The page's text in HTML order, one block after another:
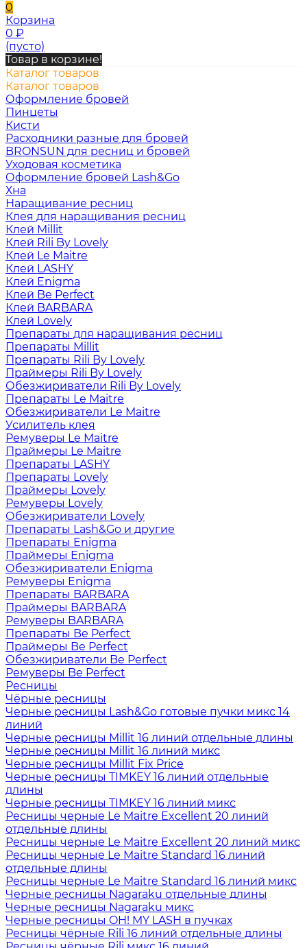
0
Корзина
0 ₽
(пусто)
Товар в корзине!
Каталог товаров
Каталог товаров
Оформление бровей
Пинцеты
Кисти
Расходники разные для бровей
BRONSUN для ресниц и бровей
Уходовая косметика
Оформление бровей Lash&Go
Хна
Наращивание ресниц
Клея для наращивания ресниц
Клей Millit
Клей Rili By Lovely
Клей Le Maitre
Клей LASHY
Клей Enigma
Клей Be Perfect
Клей BARBARA
Клей Lovely
Препараты для наращивания ресниц
Препараты Millit
Препараты Rili By Lovely
Праймеры Rili By Lovely
Обезжириватели Rili By Lovely
Препараты Le Maitre
Обезжириватели Le Maitre
Усилитель клея
Ремуверы Le Maitre
Праймеры Le Maitre
Препараты LASHY
Препараты Lovely
Праймеры Lovely
Ремуверы Lovely
Обезжириватели Lovely
Препараты Lash&Go и другие
Препараты Enigma
Праймеры Enigma
Обезжириватели Enigma
Ремуверы Enigma
Препараты BARBARA
Праймеры BARBARA
Ремуверы BARBARA
Препараты Be Perfect
Праймеры Be Perfect
Обезжириватели Be Perfect
Ремуверы Be Perfect
Ресницы
Чёрные ресницы
Черные ресницы Lash&Go готовые пучки микс 14
линий
Черные ресницы Millit 16 линий отдельные длины
Черные ресницы Millit 16 линий микс
Черные ресницы Millit Fix Price
Черные ресницы TIMKEY 16 линий отдельные
длины
Черные ресницы TIMKEY 16 линий микс
Ресницы черные Le Maitre Excellent 20 линий
отдельные длины
Ресницы черные Le Maitre Excellent 20 линий микс
Ресницы черные Le Maitre Standard 16 линий
отдельные длины
Ресницы черные Le Maitre Standard 16 линий микс
Черные ресницы Nagaraku отдельные длины
Черные ресницы Nagaraku микс
Черные ресницы OH! MY LASH в пучках
Ресницы чёрные Rili 16 линий отдельные длины